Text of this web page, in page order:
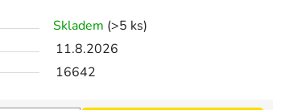
Skladem (>5 ks)
11.8.2026
16642